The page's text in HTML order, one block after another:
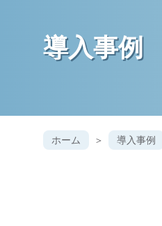
導入事例
ホーム 導入事例